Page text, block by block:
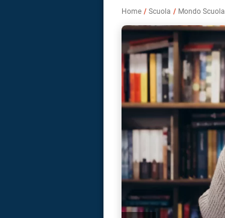
Home Scuola Mondo Scuola